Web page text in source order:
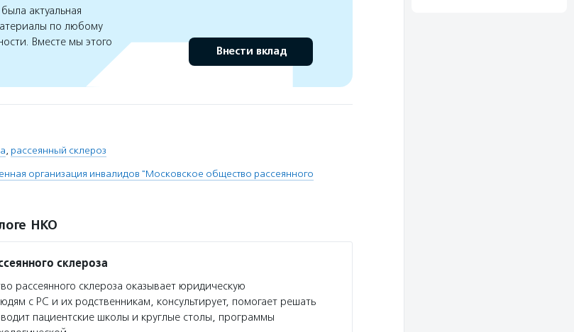
актуальная
по любому
Вместе мы этого
Внести вклад
, рассеянный склероз
организация инвалидов "Московское общество рассеянного
НКО
склероза
рассеянного склероза оказывает юридическую
с РС и их родственникам, консультирует, помогает решать
пациентские школы и круглые столы, программы